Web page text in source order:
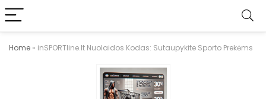
Home » inSPORTline.lt Nuolaidos Kodas: Sutaupykite Sporto Prekėms